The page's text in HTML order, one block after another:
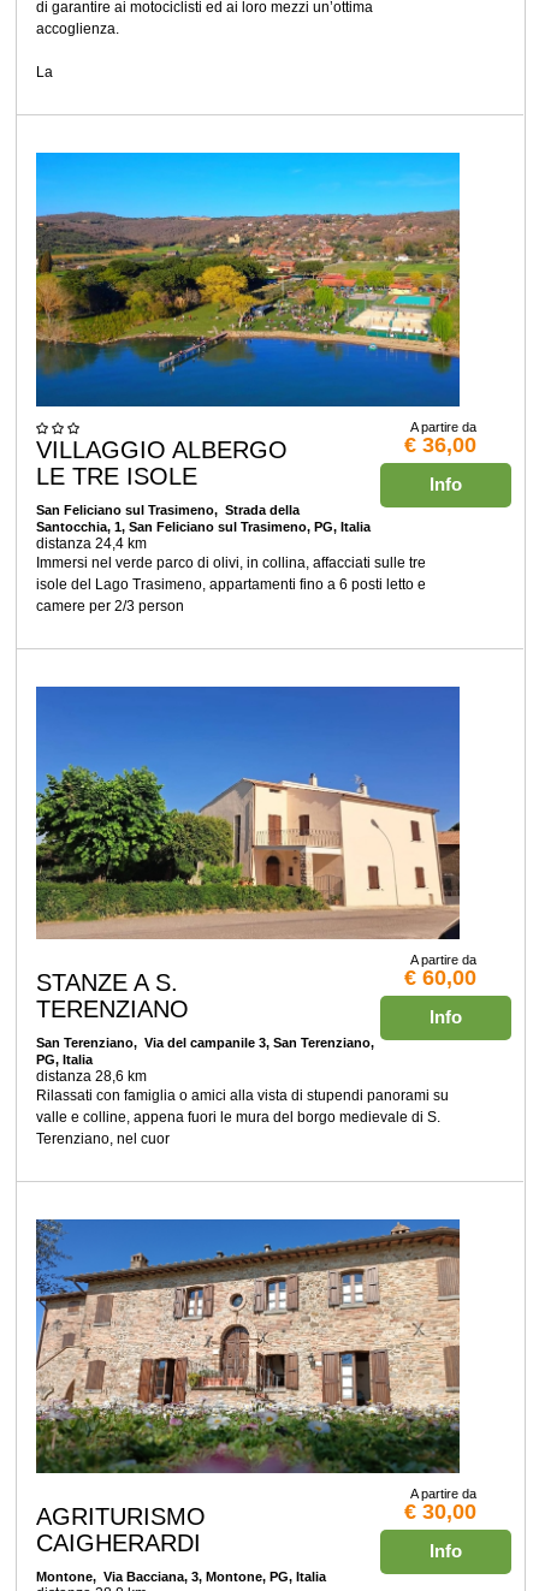
di garantire ai motociclisti ed ai loro mezzi un’ottima
accoglienza.
La
A partire da
€ 36,00
Info
VILLAGGIO ALBERGO
LE TRE ISOLE
San Feliciano sul Trasimeno, Strada della
Santocchia, 1, San Feliciano sul Trasimeno, PG, Italia
distanza 24,4 km
Immersi nel verde parco di olivi, in collina, affacciati sulle tre
isole del Lago Trasimeno, appartamenti fino a 6 posti letto e
camere per 2/3 person
A partire da
€ 60,00
Info
STANZE A S.
TERENZIANO
San Terenziano, Via del campanile 3, San Terenziano,
PG, Italia
distanza 28,6 km
Rilassati con famiglia o amici alla vista di stupendi panorami su
valle e colline, appena fuori le mura del borgo medievale di S.
Terenziano, nel cuor
A partire da
€ 30,00
Info
AGRITURISMO
CAIGHERARDI
Montone, Via Bacciana, 3, Montone, PG, Italia